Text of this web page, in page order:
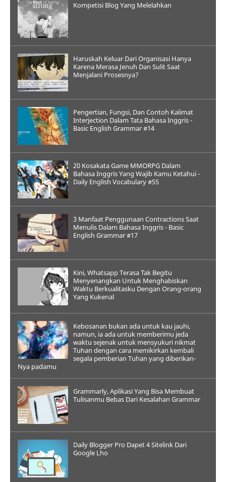
Kompetisi Blog Yang Melelahkan
Haruskah Keluar Dari Organisasi Hanya
Karena Merasa Jenuh Dan Sulit Saat
Menjalani Prosesnya?
Pengertian, Fungsi, Dan Contoh Kalimat
Interjection Dalam Tata Bahasa Inggris -
Basic English Grammar #14
20 Kosakata Game MMORPG Dalam
Bahasa Inggris Yang Wajib Kamu Ketahui -
Daily English Vocabulary #55
3 Manfaat Penggunaan Contractions Saat
Menulis Dalam Bahasa Inggris - Basic
English Grammar #17
Kini, Whatsapp Terasa Tak Begitu
Menyenangkan Untuk Menghabiskan
Waktu Berkualitasku Dengan Orang-orang
Yang Kukenal
Kebosanan bukan ada untuk kau jauhi,
namun, ia ada untuk memberimu jeda
waktu sejenak untuk mensyukuri nikmat
Tuhan dengan cara memikirkan kembali
segala pemberian Tuhan yang diberikan-
Nya padamu
Grammarly, Aplikasi Yang Bisa Membuat
Tulisanmu Bebas Dari Kesalahan Grammar
Daily Blogger Pro Dapet 4 Sitelink Dari
Google Lho